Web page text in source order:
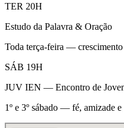
TER 20H
Estudo da Palavra & Oração
Toda terça-feira — crescimento
SÁB 19H
JUV IEN — Encontro de
1º e 3º sábado — fé, amizade